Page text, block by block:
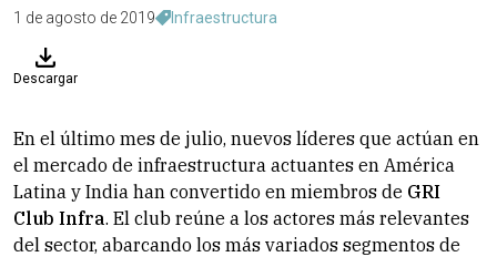
1 de agosto de 2019 Infraestructura
Descargar
En el último mes de julio, nuevos líderes que actúan en
el mercado de infraestructura actuantes en América
Latina y India han convertido en miembros de GRI
Club Infra. El club reúne a los actores más relevantes
del sector, abarcando los más variados segmentos de